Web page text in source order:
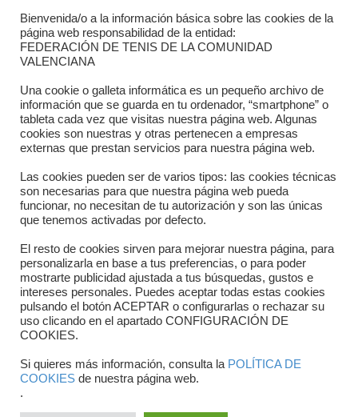
Contacto
Dónde estamos
Directorio departamentos
Horario
Formulario de contacto
Copyright © 2025 FTCV
Bienvenida/o a la información básica sobre las cookies de la
página web responsabilidad de la entidad:
FEDERACIÓN DE TENIS DE LA COMUNIDAD
VALENCIANA
Una cookie o galleta informática es un pequeño archivo de
información que se guarda en tu ordenador, “smartphone” o
tableta cada vez que visitas nuestra página web. Algunas
cookies son nuestras y otras pertenecen a empresas
externas que prestan servicios para nuestra página web.
Las cookies pueden ser de varios tipos: las cookies técnicas
son necesarias para que nuestra página web pueda
funcionar, no necesitan de tu autorización y son las únicas
que tenemos activadas por defecto.
El resto de cookies sirven para mejorar nuestra página, para
personalizarla en base a tus preferencias, o para poder
mostrarte publicidad ajustada a tus búsquedas, gustos e
intereses personales. Puedes aceptar todas estas cookies
pulsando el botón ACEPTAR o configurarlas o rechazar su
uso clicando en el apartado CONFIGURACIÓN DE
COOKIES.
Si quieres más información, consulta la POLÍTICA DE
COOKIES de nuestra página web.
.